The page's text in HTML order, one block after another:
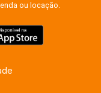
ou locação.